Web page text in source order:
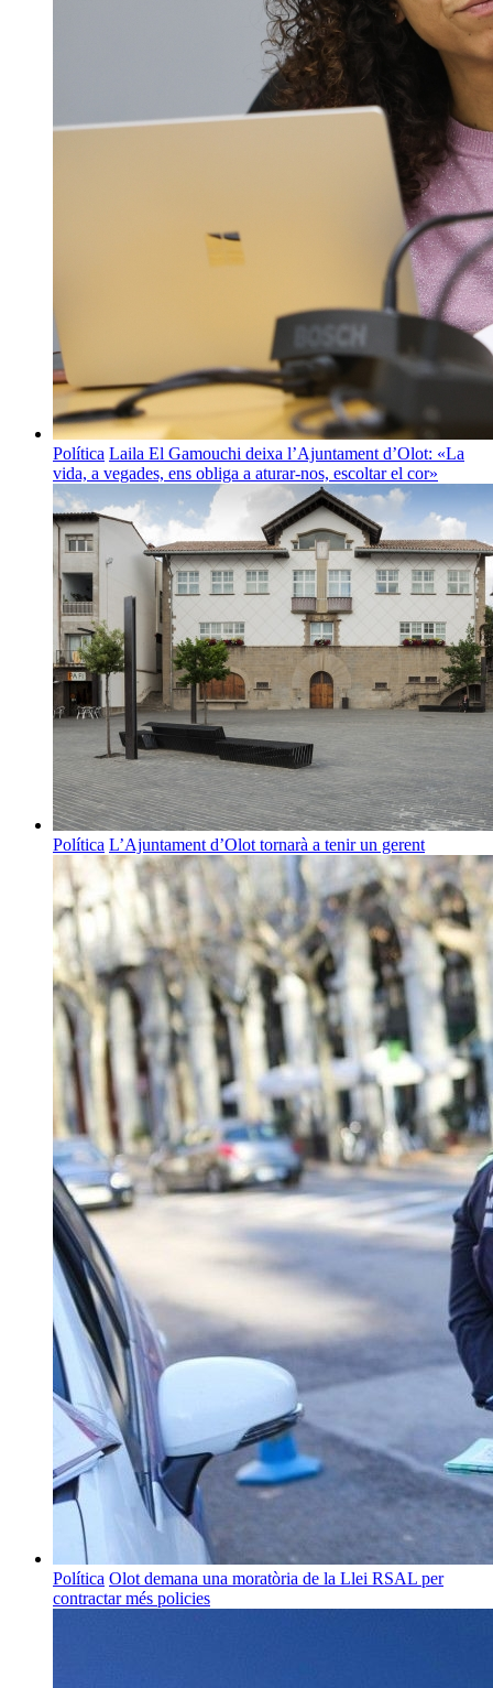
Política Laila El Gamouchi deixa l’Ajuntament d’Olot: «La
vida, a vegades, ens obliga a aturar-nos, escoltar el cor»
Política L’Ajuntament d’Olot tornarà a tenir un gerent
Política Olot demana una moratòria de la Llei RSAL per
contractar més policies